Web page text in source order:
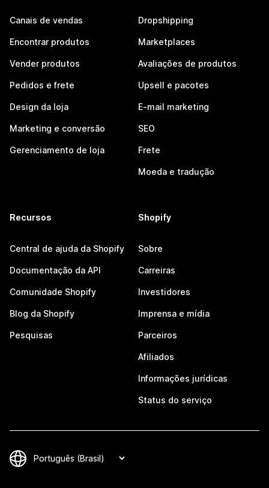
Canais de vendas
Encontrar produtos
Vender produtos
Pedidos e frete
Design da loja
Marketing e conversão
Gerenciamento de loja
Dropshipping
Marketplaces
Avaliações de produtos
Upsell e pacotes
E-mail marketing
SEO
Frete
Moeda e tradução
Recursos
Central de ajuda da Shopify
Documentação da API
Comunidade Shopify
Blog da Shopify
Pesquisas
Shopify
Sobre
Carreiras
Investidores
Imprensa e mídia
Parceiros
Afiliados
Informações jurídicas
Status do serviço